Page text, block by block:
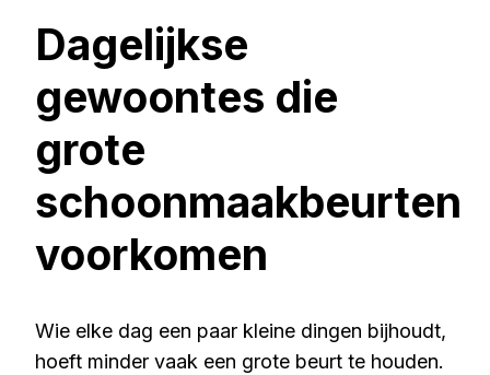
Dagelijkse
gewoontes die
grote
schoonmaakbeurten
voorkomen
Wie elke dag een paar kleine dingen bijhoudt,
hoeft minder vaak een grote beurt te houden.